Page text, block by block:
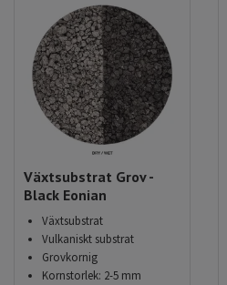
Växtsubstrat Grov -
Black Eonian
Växtsubstrat
Vulkaniskt substrat
Grovkornig
Kornstorlek: 2-5 mm